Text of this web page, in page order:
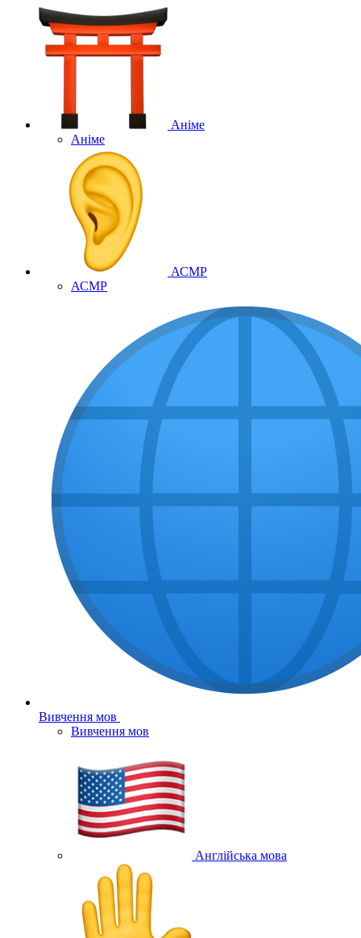
Аніме
Аніме
АСМР
АСМР
Вивчення мов
Вивчення мов
Англійська мова